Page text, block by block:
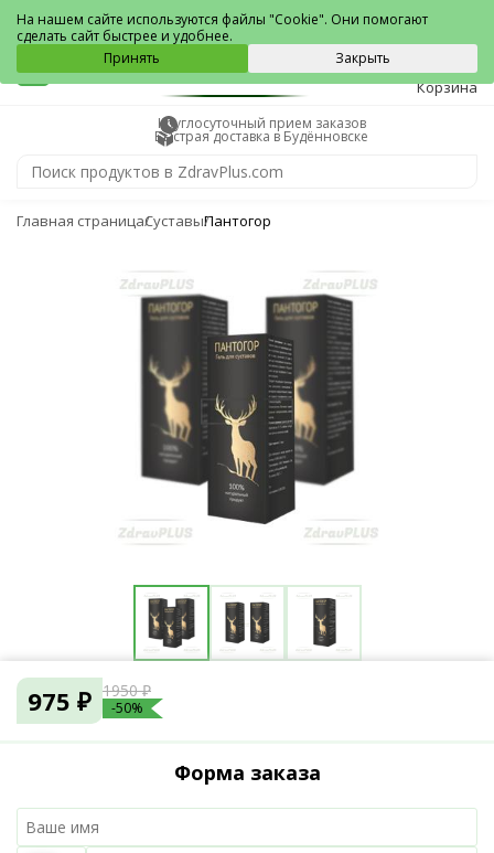
Будённовск
0
Корзина
Круглосуточный прием заказов
Быстрая доставка в Будённовске
Главная страницаСуставыПантогор
975 ₽ 1950 ₽
-50%
Форма заказа
На нашем сайте используются файлы "Cookie". Они помогают
сделать сайт быстрее и удобнее.
Принять
Закрыть